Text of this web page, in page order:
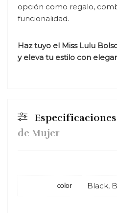
opción como regalo,
funcionalidad.
Haz tuyo el Miss Lulu
y eleva tu estilo con
de Mujer
color Black,